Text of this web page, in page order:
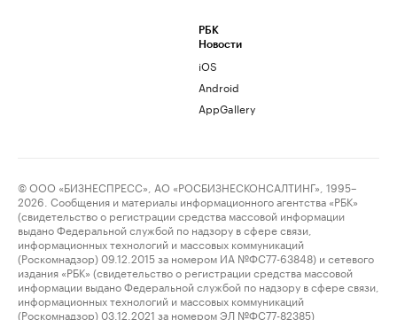
РБК
Новости
iOS
Android
AppGallery
© ООО «БИЗНЕСПРЕСС», АО «РОСБИЗНЕСКОНСАЛТИНГ», 1995–
2026. Сообщения и материалы информационного агентства «РБК»
(свидетельство о регистрации средства массовой информации
выдано Федеральной службой по надзору в сфере связи,
информационных технологий и массовых коммуникаций
(Роскомнадзор) 09.12.2015 за номером ИА №ФС77-63848) и сетевого
издания «РБК» (свидетельство о регистрации средства массовой
информации выдано Федеральной службой по надзору в сфере связи,
информационных технологий и массовых коммуникаций
(Роскомнадзор) 03.12.2021 за номером ЭЛ №ФС77-82385)